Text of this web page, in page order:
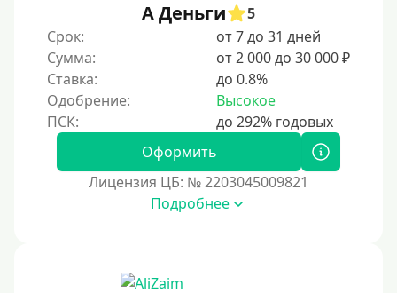
60 дней
3 месяца
90 дней
100 дней
5 месяцев
А Деньги
5
Срок:
от 7 до 31 дней
Сумма:
от 2 000 до 30 000 ₽
Ставка:
до 0.8%
Одобрение:
Высокое
Оформить
Лицензия ЦБ: № 2203045009821
Подробнее